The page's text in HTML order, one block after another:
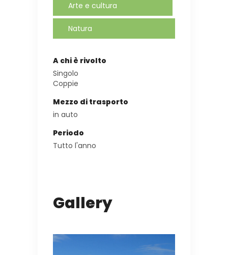
Arte e cultura
Natura
A chi è rivolto
Singolo
Coppie
Mezzo di trasporto
in auto
Periodo
Tutto l'anno
Gallery